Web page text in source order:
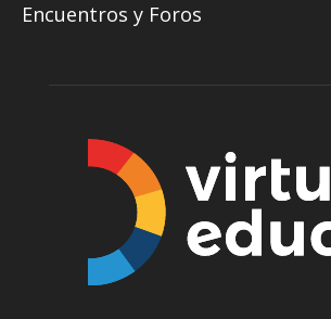
Encuentros y Foros